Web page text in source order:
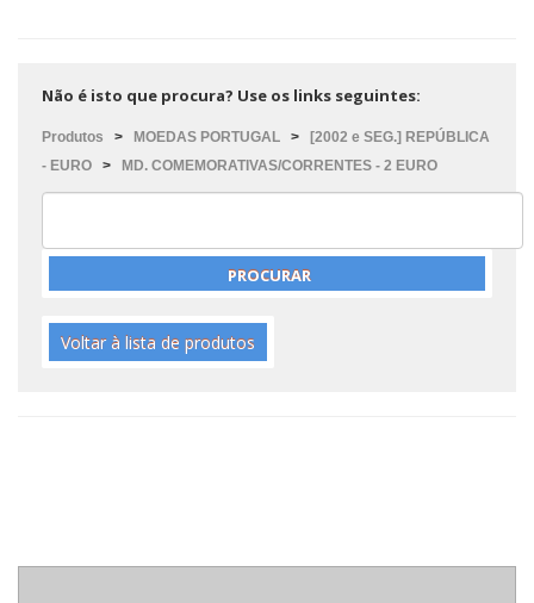
Não é isto que procura? Use os links seguintes:
Produtos > MOEDAS PORTUGAL > [2002 e SEG.] REPÚBLICA
- EURO > MD. COMEMORATIVAS/CORRENTES - 2 EURO
Voltar à lista de produtos